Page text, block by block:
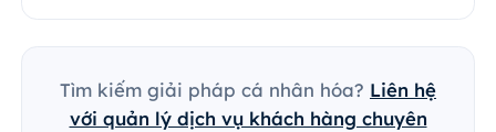
Tìm kiếm giải pháp cá nhân hóa? Liên hệ
với quản lý dịch vụ khách hàng chuyên